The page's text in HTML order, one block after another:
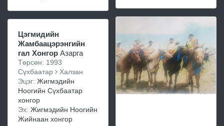
Цэгмидийн
Жамбаацэрэнгийн
гал Хонгор Азарга
Төрсөн: 1993
Сүхбаатар
Халзан
Эцэг: Жигмэдийн
Ноогийн Сүхбаатар
хонгор
Эх: Жигмэдийн Ноогийн
Жийнаан хонгор